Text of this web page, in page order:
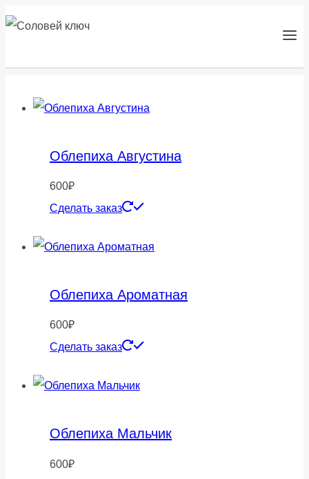
Перейти
Облепиха Августина
600₽
Сделать заказ
Облепиха Ароматная
600₽
Сделать заказ
Облепиха Мальчик
600₽